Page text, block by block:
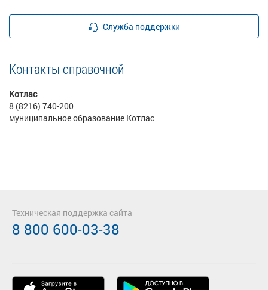
Служба поддержки
Контакты справочной
Котлас
8 (8216) 740-200
муниципальное образование Котлас
Техническая поддержка сайта
8 800 600-03-38